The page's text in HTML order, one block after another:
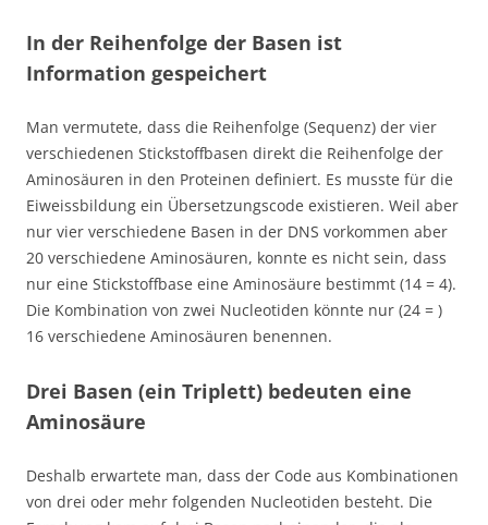
In der Reihenfolge der Basen ist
Information gespeichert
Man vermutete, dass die Reihenfolge (Sequenz) der vier
verschiedenen Stickstoffbasen direkt die Reihenfolge der
Aminosäuren in den Proteinen definiert. Es musste für die
Eiweissbildung ein Übersetzungscode existieren. Weil aber
nur vier verschiedene Basen in der DNS vorkommen aber
20 verschiedene Aminosäuren, konnte es nicht sein, dass
nur eine Stickstoffbase eine Aminosäure bestimmt (14 = 4).
Die Kombination von zwei Nucleotiden könnte nur (24 = )
16 verschiedene Aminosäuren benennen.
Drei Basen (ein Triplett) bedeuten eine
Aminosäure
Deshalb erwartete man, dass der Code aus Kombinationen
von drei oder mehr folgenden Nucleotiden besteht. Die